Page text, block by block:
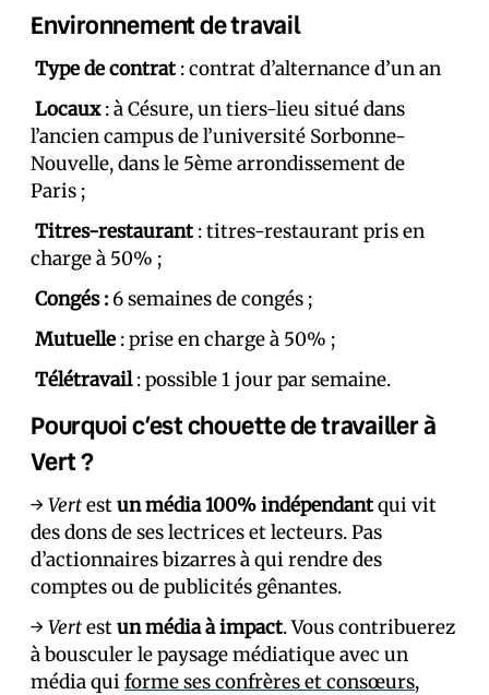
Environnement de travail
Type de contrat : contrat d’alternance d’un an
Locaux: à Césure, un tiers-lieu situé dans
l’ancien campus de l’université Sorbonne-
Nouvelle, dans le 5ème arrondissement de
Paris ;
Titres-restaurant : titres-restaurant pris en
charge à 50% ;
Congés : 6 semaines de congés ;
Mutuelle : prise en charge à 50% ;
Télétravail: possible 1 jour par semaine.
Pourquoi c’est chouette de travailler à
Vert ?
→Vertestun média 100% indépendantqui vit
des dons de ses lectrices et lecteurs. Pas
d’actionnaires bizarres à qui rendre des
comptes ou de publicités gênantes.
→Vertestun média à impact. Vous contribuerez
à bousculer le paysage médiatique avec un
média qui forme ses confrères et consœurs,